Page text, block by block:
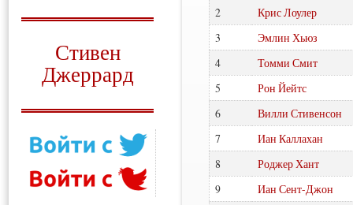
Стивен
Джеррард
2
Крис Лоулер
3
Эмлин Хьюз
4
Томми Смит
5
Рон Йейтс
6
Вилли Стивенсон
7
Иан Каллахан
8
Роджер Хант
9
Иан Сент-Джон